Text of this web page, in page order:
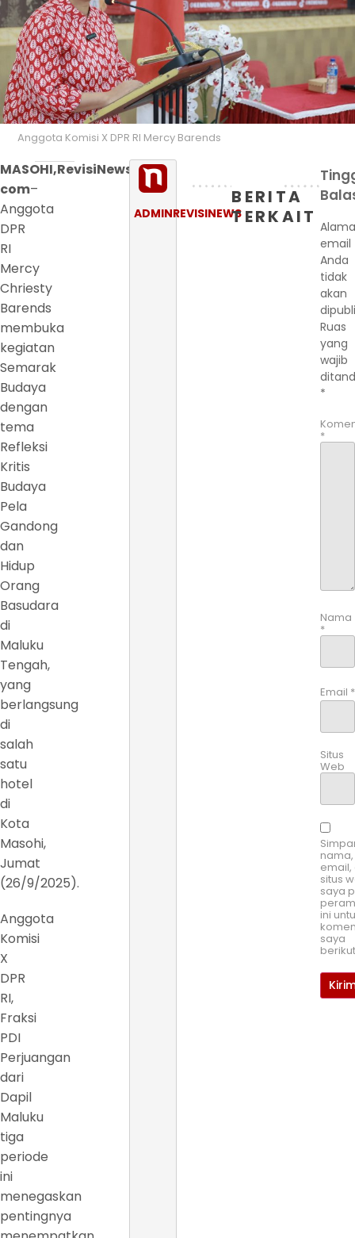
Anggota Komisi X DPR RI Mercy Barends
MASOHI,RevisiNews
com–
Anggota
DPR
RI
Mercy
Chriesty
Barends
membuka
kegiatan
Semarak
Budaya
dengan
tema
Refleksi
Kritis
Budaya
Pela
Gandong
dan
Hidup
Orang
Basudara
di
Maluku
Tengah,
yang
berlangsung
di
salah
satu
hotel
di
Kota
Masohi,
Jumat
(26/9/2025).
Anggota
Komisi
X
DPR
RI,
Fraksi
PDI
Perjuangan
dari
Dapil
Maluku
tiga
periode
ini
menegaskan
pentingnya
ADMINREVISINEWS
BERITA
TERKAIT
email
Anda
tidak
akan
Ruas
yang
wajib
*
*
Nama
*
Email *
Situs
Web
nama,
email,
situs
saya
ini
saya